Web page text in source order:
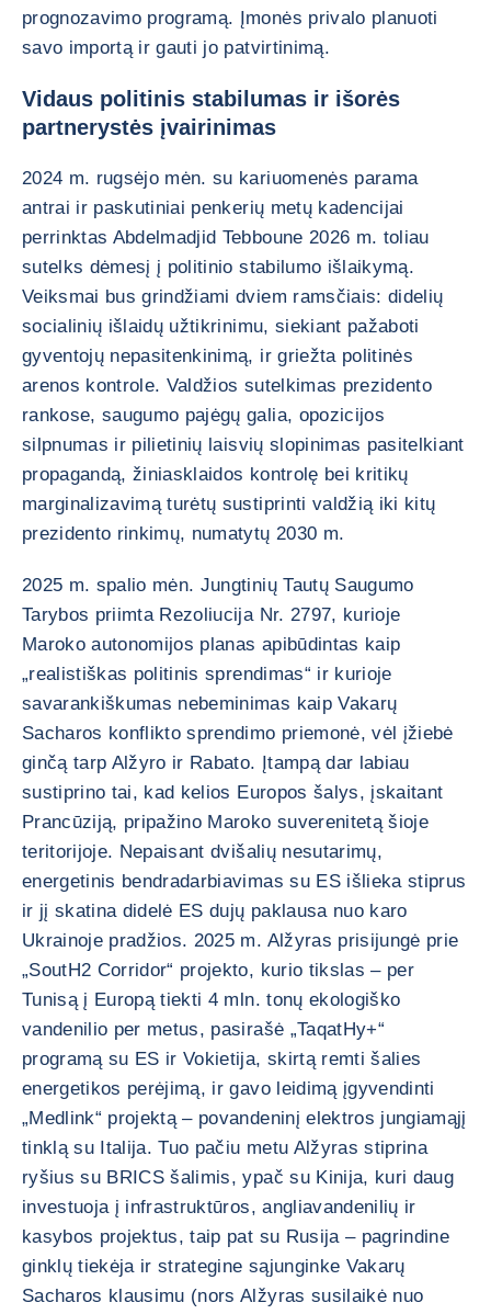
prognozavimo programą. Įmonės privalo planuoti
savo importą ir gauti jo patvirtinimą.
Vidaus politinis stabilumas ir išorės
partnerystės įvairinimas
2024 m. rugsėjo mėn. su kariuomenės parama
antrai ir paskutiniai penkerių metų kadencijai
perrinktas Abdelmadjid Tebboune 2026 m. toliau
sutelks dėmesį į politinio stabilumo išlaikymą.
Veiksmai bus grindžiami dviem ramsčiais: didelių
socialinių išlaidų užtikrinimu, siekiant pažaboti
gyventojų nepasitenkinimą, ir griežta politinės
arenos kontrole. Valdžios sutelkimas prezidento
rankose, saugumo pajėgų galia, opozicijos
silpnumas ir pilietinių laisvių slopinimas pasitelkiant
propagandą, žiniasklaidos kontrolę bei kritikų
marginalizavimą turėtų sustiprinti valdžią iki kitų
prezidento rinkimų, numatytų 2030 m.
2025 m. spalio mėn. Jungtinių Tautų Saugumo
Tarybos priimta Rezoliucija Nr. 2797, kurioje
Maroko autonomijos planas apibūdintas kaip
„realistiškas politinis sprendimas“ ir kurioje
savarankiškumas nebeminimas kaip Vakarų
Sacharos konflikto sprendimo priemonė, vėl įžiebė
ginčą tarp Alžyro ir Rabato. Įtampą dar labiau
sustiprino tai, kad kelios Europos šalys, įskaitant
Prancūziją, pripažino Maroko suverenitetą šioje
teritorijoje. Nepaisant dvišalių nesutarimų,
energetinis bendradarbiavimas su ES išlieka stiprus
ir jį skatina didelė ES dujų paklausa nuo karo
Ukrainoje pradžios. 2025 m. Alžyras prisijungė prie
„SoutH2 Corridor“ projekto, kurio tikslas – per
Tunisą į Europą tiekti 4 mln. tonų ekologiško
vandenilio per metus, pasirašė „TaqatHy+“
programą su ES ir Vokietija, skirtą remti šalies
energetikos perėjimą, ir gavo leidimą įgyvendinti
„Medlink“ projektą – povandeninį elektros jungiamąjį
tinklą su Italija. Tuo pačiu metu Alžyras stiprina
ryšius su BRICS šalimis, ypač su Kinija, kuri daug
investuoja į infrastruktūros, angliavandenilių ir
kasybos projektus, taip pat su Rusija – pagrindine
ginklų tiekėja ir strategine sąjunginke Vakarų
Sacharos klausimu (nors Alžyras susilaikė nuo